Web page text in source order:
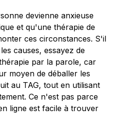
devienne anxieuse
et qu'une thérapie de
ces circonstances. S'il
causes, essayez de
par la parole, car
moyen de déballer les
au TAG, tout en utilisant
Ce n'est pas parce
ligne est facile à trouver